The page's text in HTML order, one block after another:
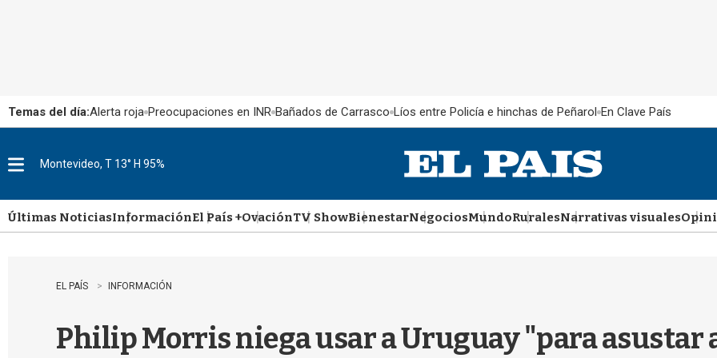
Temas del día:Alerta roja Preocupaciones en INR Bañados de Carrasco Líos entre Policía e hinchas de Peñarol En Clave País
u
Montevideo, T 13° H 95%
Últimas NoticiasInformaciónEl País +OvaciónTV ShowBienestarNegociosMundoRuralesNarrativas visuales
EL PAÍS INFORMACIÓN
Philip Morris niega usar a Uruguay "para asustar